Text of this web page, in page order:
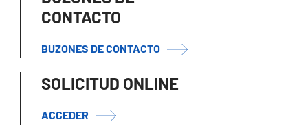
CONTACTO
BUZONES DE CONTACTO
SOLICITUD ONLINE
ACCEDER